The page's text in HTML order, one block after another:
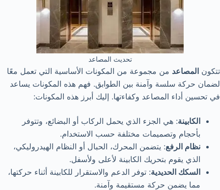
تحديث المصاعد
تتكون المصاعد من مجموعة من المكونات الأساسية التي تعمل معًا
لضمان حركة سلسة وآمنة بين الطوابق. فهم هذه المكونات يساعد
في تحسين أداء المصاعد وكفاءتها. إليك أبرز هذه المكونات:
الكابينة: هي الجزء الذي يحمل الركاب أو البضائع، وتتوفر
بأحجام وتصميمات مختلفة حسب الاستخدام.
نظام الرفع: يتضمن المحرك، الحبال أو النظام الهيدروليكي،
الذي يقوم بتحريك الكابينة لأعلى ولأسفل.
السكك الحديدية: توفر الدعم والاستقرار للكابينة أثناء حركتها،
مما يضمن حركة مستقيمة وآمنة.